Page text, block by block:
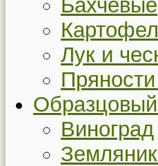
Бахчевые
Лук и
Виноград